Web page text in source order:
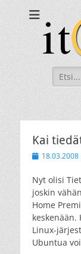
Itkua ja
Search
for:
Kai
Posted18.03.2008
Nyt olisi
joskin
Home
Linux-
Ubuntua